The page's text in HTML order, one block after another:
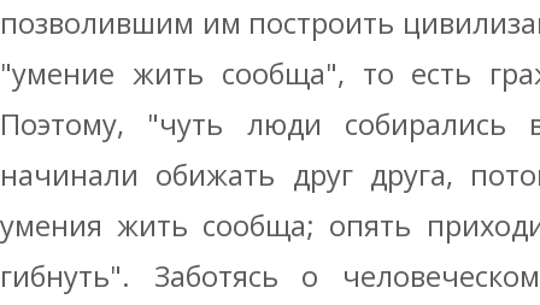
позволившим им построить
"умение жить сообща", то есть
Поэтому, "чуть люди собирались
начинали обижать друг друга,
умения жить сообща; опять
гибнуть". Заботясь о